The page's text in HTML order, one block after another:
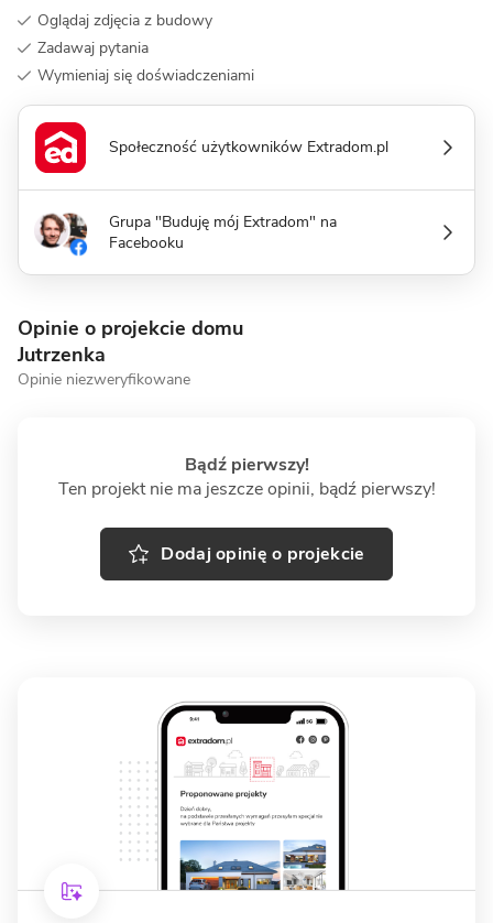
Oglądaj zdjęcia z budowy
Zadawaj pytania
Wymieniaj się doświadczeniami
Społeczność użytkowników Extradom.pl
Grupa "Buduję mój Extradom" na
Facebooku
Opinie o projekcie domu
Jutrzenka
Opinie niezweryfikowane
Bądź pierwszy!
Ten projekt nie ma jeszcze opinii, bądź pierwszy!
Dodaj opinię o projekcie